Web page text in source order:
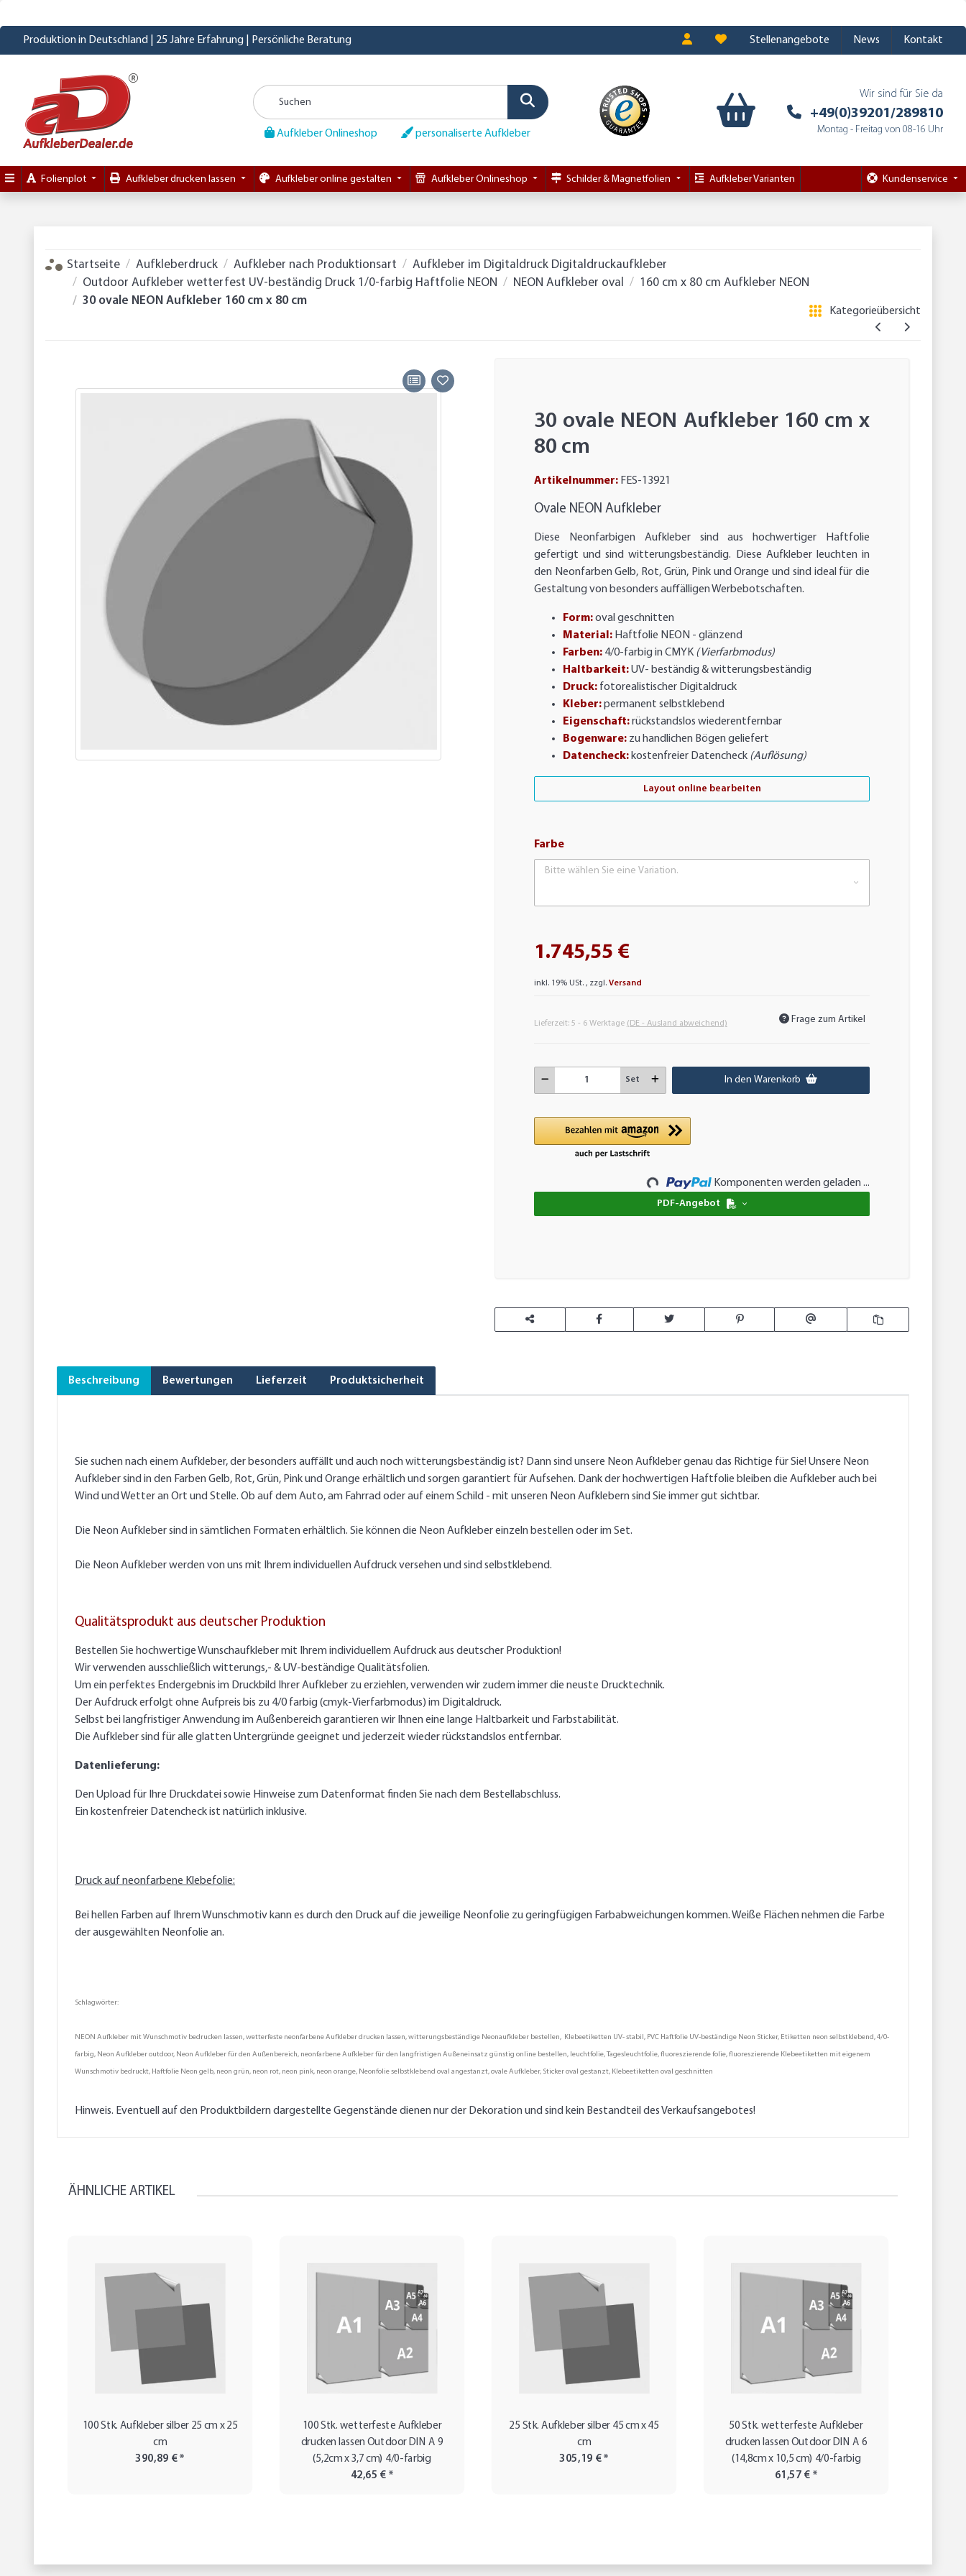
Produktion in Deutschland | 25 Jahre Erfahrung | Persönliche Beratung Stellenangebote News Kontakt
Aufkleber Onlineshop personaliserte Aufkleber
Wir sind für Sie da
+49(0)39201/289810
Montag - Freitag von 08-16 Uhr
Folienplot Aufkleber drucken lassen Aufkleber online gestalten Aufkleber Onlineshop Schilder & Magnetfolien Aufkleber Varianten Kundenservice
Startseite Aufkleberdruck Aufkleber nach Produktionsart
Aufkleber im Digitaldruck Digitaldruckaufkleber
Outdoor Aufkleber wetterfest UV-beständig Druck 1/0-farbig Haftfolie NEON
NEON Aufkleber oval
160 cm x 80 cm Aufkleber NEON
30 ovale NEON Aufkleber 160 cm x 80 cm
Kategorieübersicht
30 ovale NEON Aufkleber 160 cm x
80 cm
Artikelnummer: FES-13921
Ovale NEON Aufkleber
Diese Neonfarbigen Aufkleber sind aus hochwertiger Haftfolie
gefertigt und sind witterungsbeständig. Diese Aufkleber leuchten in
den Neonfarben Gelb, Rot, Grün, Pink und Orange und sind ideal für die
Gestaltung von besonders auffälligen Werbebotschaften.
Form:oval geschnitten
Material:Haftfolie NEON - glänzend
Farben:4/0-farbig in CMYK (Vierfarbmodus)
Haltbarkeit:UV- beständig & witterungsbeständig
Druck:fotorealistischer Digitaldruck
Kleber:permanent selbstklebend
Eigenschaft:rückstandslos wiederentfernbar
Bogenware:zu handlichen Bögen geliefert
Datencheck:kostenfreier Datencheck (Auflösung)
Layout online bearbeiten
Farbe
Bitte wählen Sie eine Variation.
1.745,55 €
inkl. 19% USt. , zzgl. Versand
Lieferzeit: 5 - 6 Werktage (DE - Ausland abweichend) Frage zum Artikel
Set In den Warenkorb
Loading... Komponenten werden geladen ...
PDF-Angebot
Beschreibung Bewertungen Lieferzeit Produktsicherheit
Sie suchen nach einem Aufkleber, der besonders auffällt und auch noch witterungsbeständig ist? Dann sind unsere Neon Aufkleber genau das Richtige für Sie! Unsere Neon
Aufkleber sind in den Farben Gelb, Rot, Grün, Pink und Orange erhältlich und sorgen garantiert für Aufsehen. Dank der hochwertigen Haftfolie bleiben die Aufkleber auch bei
Wind und Wetter an Ort und Stelle. Ob auf dem Auto, am Fahrrad oder auf einem Schild - mit unseren Neon Aufklebern sind Sie immer gut sichtbar.
Die Neon Aufkleber sind in sämtlichen Formaten erhältlich. Sie können die Neon Aufkleber einzeln bestellen oder im Set.
Die Neon Aufkleber werden von uns mit Ihrem individuellen Aufdruck versehen und sind selbstklebend.
Qualitätsprodukt aus deutscher Produktion
Bestellen Sie hochwertige Wunschaufkleber mit Ihrem individuellem Aufdruck aus deutscher Produktion!
Wir verwenden ausschließlich witterungs,- & UV-beständige Qualitätsfolien.
Um ein perfektes Endergebnis im Druckbild Ihrer Aufkleber zu erziehlen, verwenden wir zudem immer die neuste Drucktechnik.
Der Aufdruck erfolgt ohne Aufpreis bis zu 4/0 farbig (cmyk-Vierfarbmodus) im Digitaldruck.
Selbst bei langfristiger Anwendung im Außenbereich garantieren wir Ihnen eine lange Haltbarkeit und Farbstabilität.
Die Aufkleber sind für alle glatten Untergründe geeignet und jederzeit wieder rückstandslos entfernbar.
Datenlieferung:
Den Upload für Ihre Druckdatei sowie Hinweise zum Datenformat finden Sie nach dem Bestellabschluss.
Ein kostenfreier Datencheck ist natürlich inklusive.
Druck auf neonfarbene Klebefolie:
Bei hellen Farben auf Ihrem Wunschmotiv kann es durch den Druck auf die jeweilige Neonfolie zu geringfügigen Farbabweichungen kommen. Weiße Flächen nehmen die Farbe
der ausgewählten Neonfolie an.
Schlagwörter:
NEON Aufkleber mit Wunschmotiv bedrucken lassen, wetterfeste neonfarbene Aufkleber drucken lassen, witterungsbeständige Neonaufkleber bestellen, Klebeetiketten UV- stabil, PVC Haftfolie UV-beständige Neon Sticker, Etiketten neon selbstklebend, 4/0-
farbig, Neon Aufkleber outdoor, Neon Aufkleber für den Außenbereich, neonfarbene Aufkleber für den langfristigen Außeneinsatz günstig online bestellen, leuchtfolie, Tagesleuchtfolie, fluoreszierende folie, fluoreszierende Klebeetiketten mit eigenem
Wunschmotiv bedruckt, Haftfolie Neon gelb, neon grün, neon rot, neon pink, neon orange, Neonfolie selbstklebend oval angestanzt, ovale Aufkleber, Sticker oval gestanzt, Klebeetiketten oval geschnitten
Hinweis. Eventuell auf den Produktbildern dargestellte Gegenstände dienen nur der Dekoration und sind kein Bestandteil des Verkaufsangebotes!
ÄHNLICHE ARTIKEL
100 Stk. Aufkleber silber 25 cm x 25
cm
390,89 €*
100 Stk. wetterfeste Aufkleber
drucken lassen Outdoor DIN A 9
(5,2cm x 3,7 cm) 4/0-farbig
42,65 € *
25 Stk. Aufkleber silber 45 cm x 45
cm
305,19 €*
50 Stk. wetterfeste Aufkleber
drucken lassen Outdoor DIN A 6
(14,8cm x 10,5 cm) 4/0-farbig
61,57 € *